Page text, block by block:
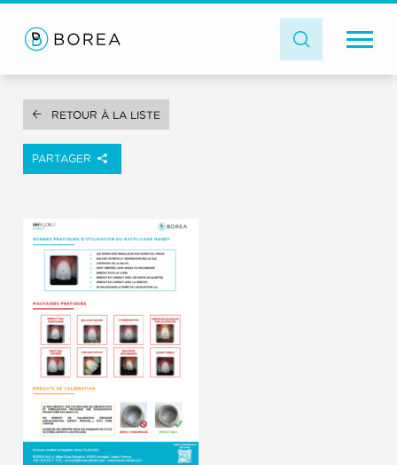
RETOUR À LA LISTE
PARTAGER